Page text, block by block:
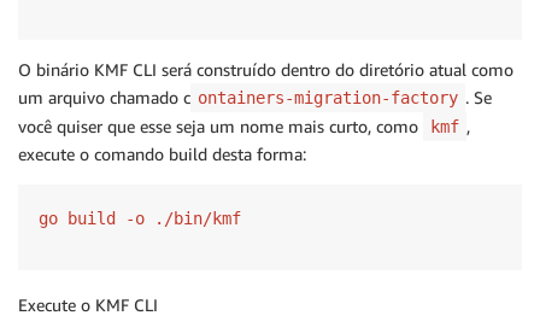
O binário KMF CLI será construído dentro do diretório atual como
um arquivo chamado c ontainers-migration-factory . Se
você quiser que esse seja um nome mais curto, como
kmf ,
execute o comando build desta forma:
go build -o ./bin/kmf
Execute o KMF CLI